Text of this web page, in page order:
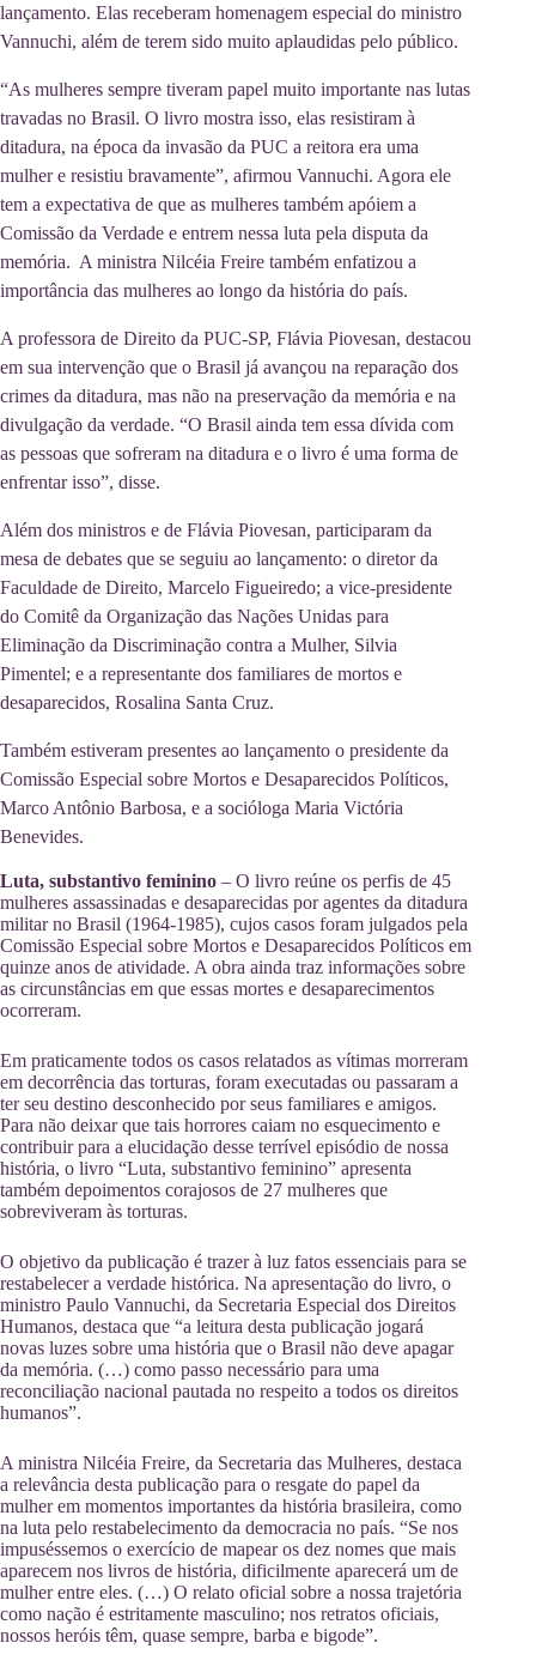
lançamento. Elas receberam homenagem especial do ministro
Vannuchi, além de terem sido muito aplaudidas pelo público.
“As mulheres sempre tiveram papel muito importante nas lutas
travadas no Brasil. O livro mostra isso, elas resistiram à
ditadura, na época da invasão da PUC a reitora era uma
mulher e resistiu bravamente”, afirmou Vannuchi. Agora ele
tem a expectativa de que as mulheres também apóiem a
Comissão da Verdade e entrem nessa luta pela disputa da
memória. A ministra Nilcéia Freire também enfatizou a
importância das mulheres ao longo da história do país.
A professora de Direito da PUC-SP, Flávia Piovesan, destacou
em sua intervenção que o Brasil já avançou na reparação dos
crimes da ditadura, mas não na preservação da memória e na
divulgação da verdade. “O Brasil ainda tem essa dívida com
as pessoas que sofreram na ditadura e o livro é uma forma de
enfrentar isso”, disse.
Além dos ministros e de Flávia Piovesan, participaram da
mesa de debates que se seguiu ao lançamento: o diretor da
Faculdade de Direito, Marcelo Figueiredo; a vice-presidente
do Comitê da Organização das Nações Unidas para
Eliminação da Discriminação contra a Mulher, Silvia
Pimentel; e a representante dos familiares de mortos e
desaparecidos, Rosalina Santa Cruz.
Também estiveram presentes ao lançamento o presidente da
Comissão Especial sobre Mortos e Desaparecidos Políticos,
Marco Antônio Barbosa, e a socióloga Maria Victória
Benevides.
Luta, substantivo feminino – O livro reúne os perfis de 45
mulheres assassinadas e desaparecidas por agentes da ditadura
militar no Brasil (1964-1985), cujos casos foram julgados pela
Comissão Especial sobre Mortos e Desaparecidos Políticos em
quinze anos de atividade. A obra ainda traz informações sobre
as circunstâncias em que essas mortes e desaparecimentos
ocorreram.
Em praticamente todos os casos relatados as vítimas morreram
em decorrência das torturas, foram executadas ou passaram a
ter seu destino desconhecido por seus familiares e amigos.
Para não deixar que tais horrores caiam no esquecimento e
contribuir para a elucidação desse terrível episódio de nossa
história, o livro “Luta, substantivo feminino” apresenta
também depoimentos corajosos de 27 mulheres que
sobreviveram às torturas.
O objetivo da publicação é trazer à luz fatos essenciais para se
restabelecer a verdade histórica. Na apresentação do livro, o
ministro Paulo Vannuchi, da Secretaria Especial dos Direitos
Humanos, destaca que “a leitura desta publicação jogará
novas luzes sobre uma história que o Brasil não deve apagar
da memória. (…) como passo necessário para uma
reconciliação nacional pautada no respeito a todos os direitos
humanos”.
A ministra Nilcéia Freire, da Secretaria das Mulheres, destaca
a relevância desta publicação para o resgate do papel da
mulher em momentos importantes da história brasileira, como
na luta pelo restabelecimento da democracia no país. “Se nos
impuséssemos o exercício de mapear os dez nomes que mais
aparecem nos livros de história, dificilmente aparecerá um de
mulher entre eles. (…) O relato oficial sobre a nossa trajetória
como nação é estritamente masculino; nos retratos oficiais,
nossos heróis têm, quase sempre, barba e bigode”.